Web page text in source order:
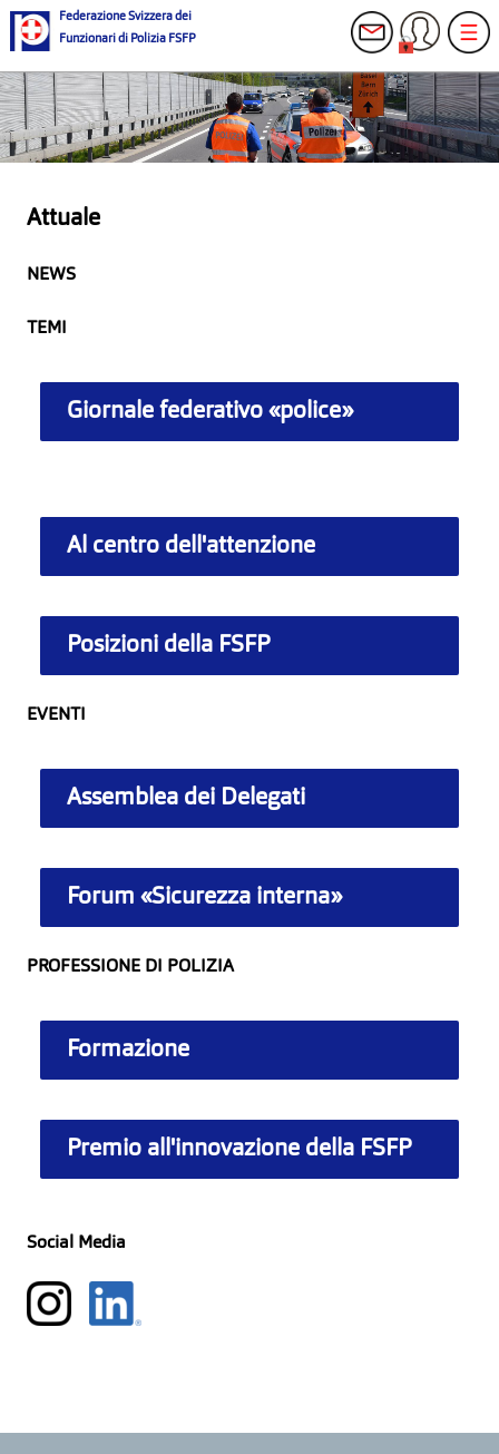
Federazione Svizzera dei
Funzionari di Polizia FSFP
Attuale
NEWS
TEMI
Giornale federativo «police»
Al centro dell'attenzione
Posizioni della FSFP
EVENTI
Assemblea dei Delegati
Forum «Sicurezza interna»
PROFESSIONE DI POLIZIA
Formazione
Premio all'innovazione della FSFP
Social Media